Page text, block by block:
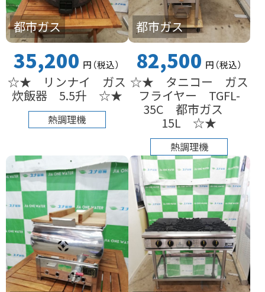
都市ガス
35,200 円（税込）
☆★ リンナイ ガス
炊飯器 5.5升 ☆★
熱調理機
都市ガス
82,500 円（税込）
☆★ タニコー ガス
フライヤー TGFL-
35C 都市ガス
15L ☆★
熱調理機